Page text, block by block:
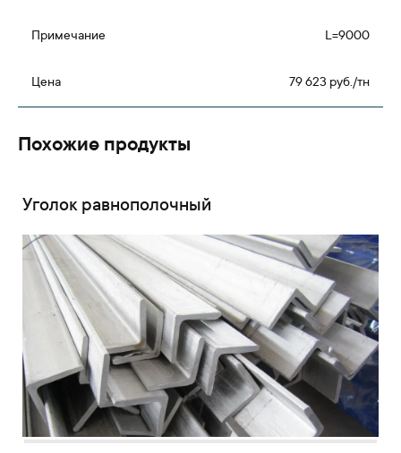
L=9000
79 623 руб./тн
Похожие продукты
Уголок равнополочный